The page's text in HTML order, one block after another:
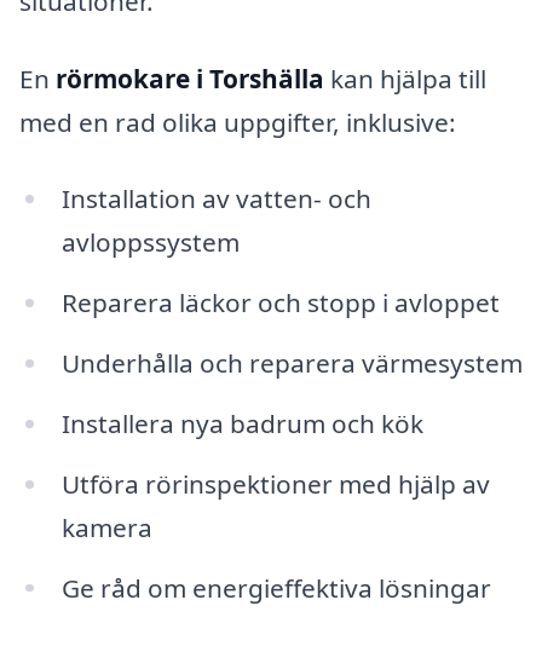
En rörmokare i Torshälla kan hjälpa till
med en rad olika uppgifter, inklusive:
Installation av vatten- och
avloppssystem
Reparera läckor och stopp i avloppet
Underhålla och reparera värmesystem
Installera nya badrum och kök
Utföra rörinspektioner med hjälp av
kamera
Ge råd om energieffektiva lösningar